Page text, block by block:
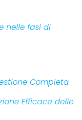
nelle fasi di
Completa
Efficace delle